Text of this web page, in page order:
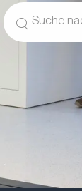
Suche nach